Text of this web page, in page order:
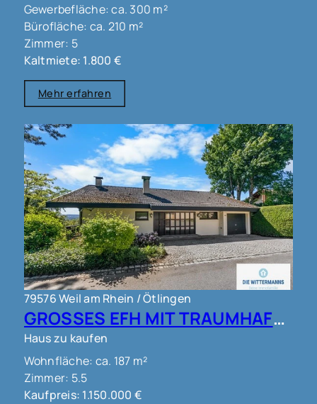
Gewerbefläche: ca. 300 m²
Bürofläche: ca. 210 m²
Zimmer: 5
Kaltmiete: 1.800 €
Mehr erfahren
79576 Weil am Rhein / Ötlingen
GROSSES EFH MIT TRAUMHAFTEM AUSBLICK IN WEIL AM RHEIN OT ÖTLINGEN !!!
Haus zu kaufen
Wohnfläche: ca. 187 m²
Zimmer: 5.5
Kaufpreis: 1.150.000 €